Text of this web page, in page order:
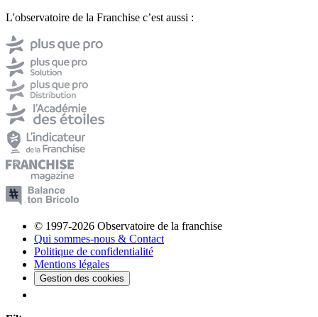
L'observatoire de la Franchise c’est aussi :
© 1997-2026 Observatoire de la franchise
Qui sommes-nous & Contact
Politique de confidentialité
Mentions légales
Gestion des cookies